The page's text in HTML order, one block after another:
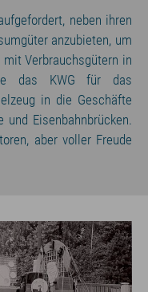
neben ihren
anzubieten, um
mit Verbrauchsgütern in
das KWG für das
in die Geschäfte
und Eisenbahnbrücken.
aber voller Freude